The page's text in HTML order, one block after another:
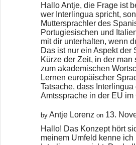
Hallo Antje, die Frage ist
wer Interlingua spricht,
Muttersprachler des
Portugiesischen und
mit dir unterhalten, wenn
Das ist nur ein Aspekt der
Kürze der Zeit, in der man
zum akademischen
Lernen europäischer
Tatsache, dass
Amtssprache in der EU im
by Antje Lorenz on 13.
Hallo! Das Konzept hört
meinem Umfeld kenne